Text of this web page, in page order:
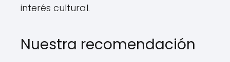
interés cultural.
Nuestra recomendación